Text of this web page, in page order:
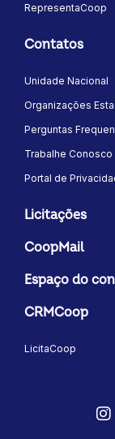
RepresentaCoop
Contatos
Unidade Nacional
Organizações
Perguntas
Trabalhe Conosco
Portal de
Licitações
CoopMail
Espaço do
CRMCoop
LicitaCoop